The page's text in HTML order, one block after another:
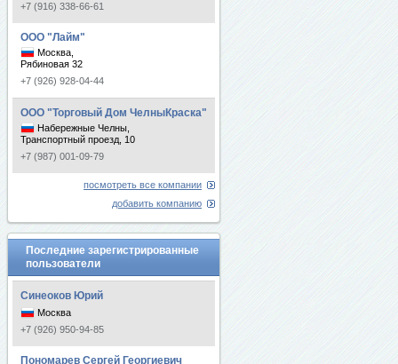
+7 (916) 338-66-61
ООО "Лайм"
Москва,
Рябиновая 32
+7 (926) 928-04-44
ООО "Торговый Дом ЧелныКраска"
Набережные Челны,
Транспортный проезд, 10
+7 (987) 001-09-79
посмотреть все компании
добавить компанию
Последние зарегистрированные
пользователи
Синеоков Юрий
Москва
+7 (926) 950-94-85
Пономарев Сергей Георгиевич